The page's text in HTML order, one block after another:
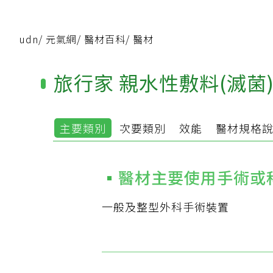
udn/ 元氣網/ 醫材百科/ 醫材
旅行家 親水性敷料(滅菌)
主要類別 次要類別 效能 醫材規格
醫材主要使用手術或
一般及整型外科手術裝置